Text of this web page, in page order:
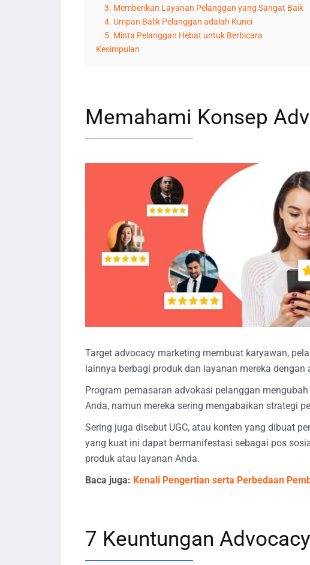
3. Memberikan Layanan Pelanggan yang Sangat Baik
4. Umpan Balik Pelanggan adalah Kunci
5. Minta Pelanggan Hebat untuk Berbicara
Kesimpulan
Memahami Konsep
Target advocacy marketing membuat karyawan,
lainnya berbagi produk dan layanan mereka
Program pemasaran advokasi pelanggan
Anda, namun mereka sering mengabaikan strategi
Sering juga disebut UGC, atau konten yang dibuat
yang kuat ini dapat bermanifestasi sebagai pos
produk atau layanan Anda.
Baca juga: Kenali Pengertian serta Perbedaan
7 Keuntungan